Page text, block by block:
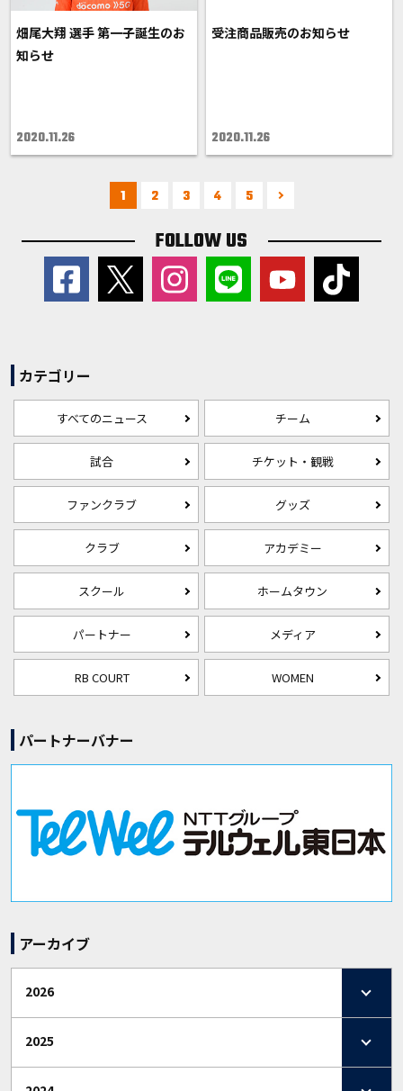
畑尾大翔 選手 第一子誕生のお
知らせ
2020.11.26
受注商品販売のお知らせ
2020.11.26
1 2 3 4 5
FOLLOW US
カテゴリー
すべてのニュース チーム
試合 チケット・観戦
ファンクラブ グッズ
クラブ アカデミー
スクール ホームタウン
パートナー メディア
RB COURT WOMEN
パートナーバナー
アーカイブ
2026
2025